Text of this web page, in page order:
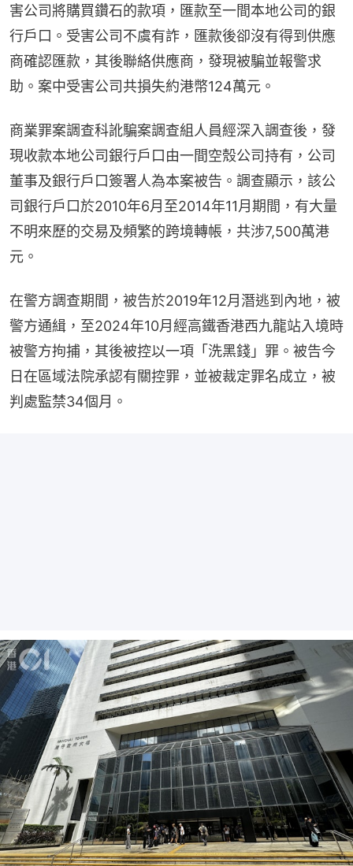
害公司將購買鑽石的款項，匯款至一間本地公司的銀
行戶口。受害公司不虞有詐，匯款後卻沒有得到供應
商確認匯款，其後聯絡供應商，發現被騙並報警求
助。案中受害公司共損失約港幣124萬元。
商業罪案調查科訛騙案調查組人員經深入調查後，發
現收款本地公司銀行戶口由一間空殼公司持有，公司
董事及銀行戶口簽署人為本案被告。調查顯示，該公
司銀行戶口於2010年6月至2014年11月期間，有大量
不明來歷的交易及頻繁的跨境轉帳，共涉7,500萬港
元。
在警方調查期間，被告於2019年12月潛逃到內地，被
警方通緝，至2024年10月經高鐵香港西九龍站入境時
被警方拘捕，其後被控以一項「洗黑錢」罪。被告今
日在區域法院承認有關控罪，並被裁定罪名成立，被
判處監禁34個月。